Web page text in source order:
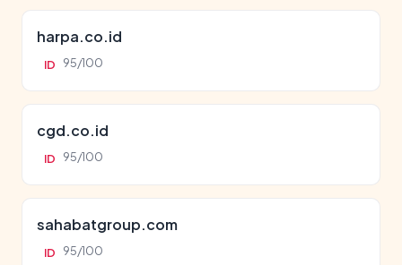
harpa.co.id
ID 95/100
cgd.co.id
ID 95/100
sahabatgroup.com
ID 95/100